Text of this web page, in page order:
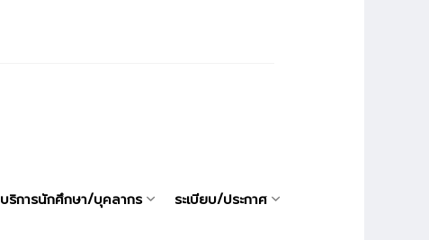
บริการนักศึกษา/บุคลากร ระเบียบ/ประกาศ